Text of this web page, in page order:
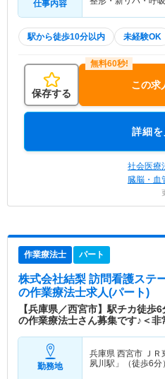
仕事内容
駅から徒歩10分以内 未経験OK
保存する
この求
詳細を
社会医
臓脳・血
作業療法士 パート
株式会社結梨 訪問看護ステ
の作業療法士求人(パート)
【兵庫県／西宮市】駅チカ徒歩
の作業療法士さん募集です♪＜非
勤務地
兵庫県 西宮市 Ｊ
夙川駅」（徒歩6分）